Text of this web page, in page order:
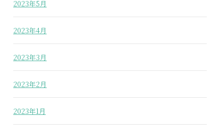
2023年5月
2023年4月
2023年3月
2023年2月
2023年1月